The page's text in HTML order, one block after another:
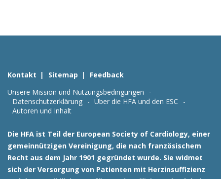
Kontakt Sitemap
Feedback
Unsere Mission und Nutzungsbedingungen
Datenschutzerklärung
Über die HFA und den ESC
Autoren und Inhalt
Die HFA ist Teil der European Society of Cardiology, einer
gemeinnützigen Vereinigung, die nach französischem
Recht aus dem Jahr 1901 gegründet wurde. Sie widmet
sich der Versorgung von Patienten mit Herzinsuffizienz